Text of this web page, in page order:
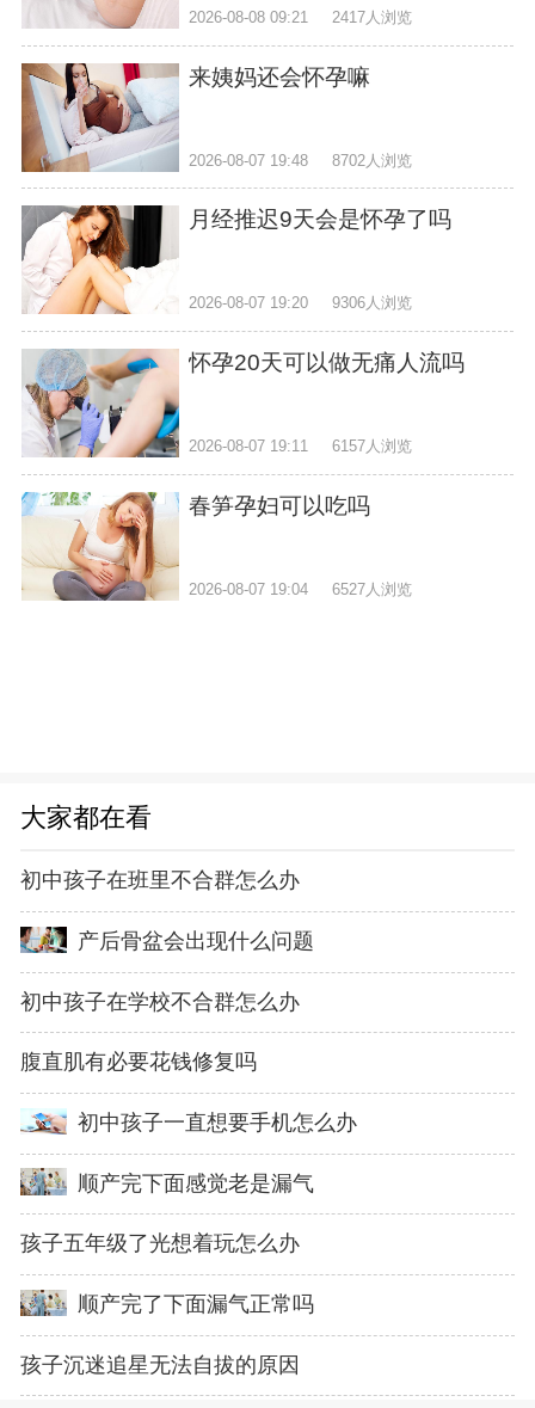
2026-08-08 09:21 2417人浏览
来姨妈还会怀孕嘛
2026-08-07 19:48 8702人浏览
月经推迟9天会是怀孕了吗
2026-08-07 19:20 9306人浏览
怀孕20天可以做无痛人流吗
2026-08-07 19:11 6157人浏览
春笋孕妇可以吃吗
2026-08-07 19:04 6527人浏览
大家都在看
初中孩子在班里不合群怎么办
产后骨盆会出现什么问题
初中孩子在学校不合群怎么办
腹直肌有必要花钱修复吗
初中孩子一直想要手机怎么办
顺产完下面感觉老是漏气
孩子五年级了光想着玩怎么办
顺产完了下面漏气正常吗
孩子沉迷追星无法自拔的原因